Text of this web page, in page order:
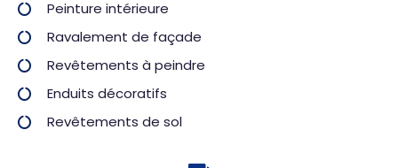
Peinture intérieure
Ravalement de façade
Revêtements à peindre
Enduits décoratifs
Revêtements de sol